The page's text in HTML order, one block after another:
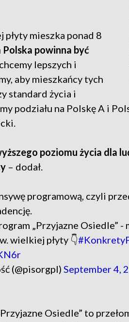
mieszka ponad 8
Polska powinna być
lepszych i
aby mieszkańcy tych
standard życia i
podziału na Polskę A i
poziomu życia dla
– dodał.
programową, czyli
„Przyjazne Osiedle”
wielkiej płyty 👇
(@pisorgpl) September 4,
Osiedle” to